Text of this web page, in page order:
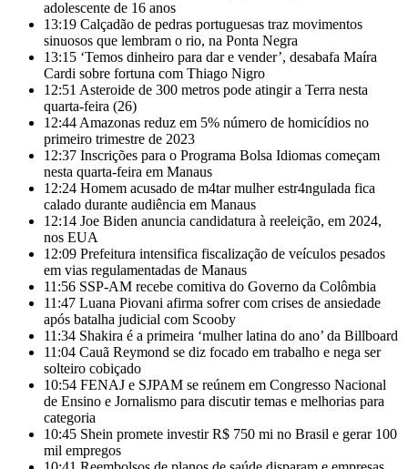
adolescente de 16 anos
13:19 Calçadão de pedras portuguesas traz movimentos
sinuosos que lembram o rio, na Ponta Negra
13:15 ‘Temos dinheiro para dar e vender’, desabafa Maíra
Cardi sobre fortuna com Thiago Nigro
12:51 Asteroide de 300 metros pode atingir a Terra nesta
quarta-feira (26)
12:44 Amazonas reduz em 5% número de homicídios no
primeiro trimestre de 2023
12:37 Inscrições para o Programa Bolsa Idiomas começam
nesta quarta-feira em Manaus
12:24 Homem acusado de m4tar mulher estr4ngulada fica
calado durante audiência em Manaus
12:14 Joe Biden anuncia candidatura à reeleição, em 2024,
nos EUA
12:09 Prefeitura intensifica fiscalização de veículos pesados
em vias regulamentadas de Manaus
11:56 SSP-AM recebe comitiva do Governo da Colômbia
11:47 Luana Piovani afirma sofrer com crises de ansiedade
após batalha judicial com Scooby
11:34 Shakira é a primeira ‘mulher latina do ano’ da Billboard
11:04 Cauã Reymond se diz focado em trabalho e nega ser
solteiro cobiçado
10:54 FENAJ e SJPAM se reúnem em Congresso Nacional
de Ensino e Jornalismo para discutir temas e melhorias para
categoria
10:45 Shein promete investir R$ 750 mi no Brasil e gerar 100
mil empregos